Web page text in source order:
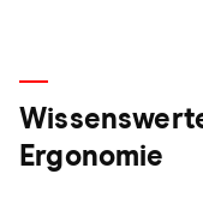
Ergonomie